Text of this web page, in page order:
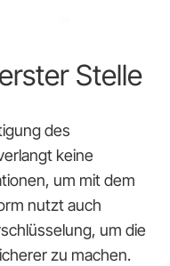
Stelle
des
keine
um mit dem
nutzt auch
um die
zu machen.